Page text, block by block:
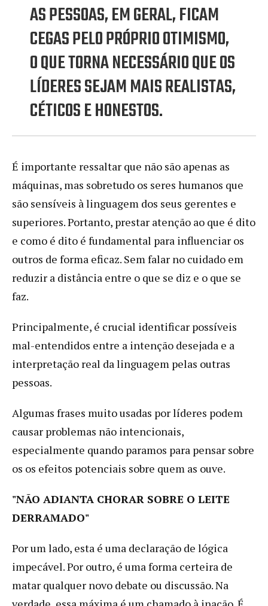
AS PESSOAS, EM GERAL, FICAM
CEGAS PELO PRÓPRIO OTIMISMO,
O QUE TORNA NECESSÁRIO QUE OS
LÍDERES SEJAM MAIS REALISTAS,
CÉTICOS E HONESTOS.
É importante ressaltar que não são apenas as
máquinas, mas sobretudo os seres humanos que
são sensíveis à linguagem dos seus gerentes e
superiores. Portanto, prestar atenção ao que é dito
e como é dito é fundamental para influenciar os
outros de forma eficaz. Sem falar no cuidado em
reduzir a distância entre o que se diz e o que se
faz.
Principalmente, é crucial identificar possíveis
mal-entendidos entre a intenção desejada e a
interpretação real da linguagem pelas outras
pessoas.
Algumas frases muito usadas por líderes podem
causar problemas não intencionais,
especialmente quando paramos para pensar sobre
os os efeitos potenciais sobre quem as ouve.
"NÃO ADIANTA CHORAR SOBRE O LEITE
DERRAMADO"
Por um lado, esta é uma declaração de lógica
impecável. Por outro, é uma forma certeira de
matar qualquer novo debate ou discussão. Na